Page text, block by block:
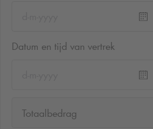
Datum en tijd van vertrek
Totaalbedrag